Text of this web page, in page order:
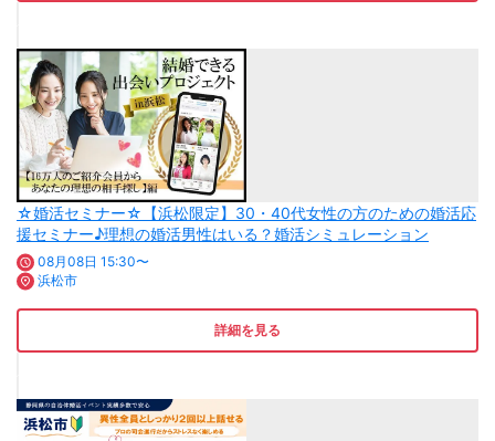
☆婚活セミナー☆【浜松限定】30・40代女性の方のための婚活応
援セミナー♪理想の婚活男性はいる？婚活シミュレーション
08月08日 15:30〜
浜松市
詳細を見る